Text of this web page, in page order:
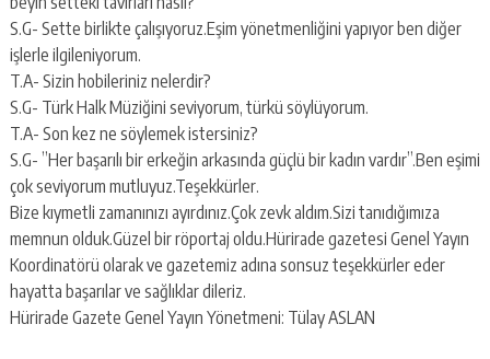
S.G- Sette birlikte çalışıyoruz.Eşim yönetmenliğini yapıyor ben diğer
işlerle ilgileniyorum.
T.A- Sizin hobileriniz nelerdir?
S.G- Türk Halk Müziğini seviyorum, türkü söylüyorum.
T.A- Son kez ne söylemek istersiniz?
S.G- ”Her başarılı bir erkeğin arkasında güçlü bir kadın vardır”.Ben eşimi
çok seviyorum mutluyuz.Teşekkürler.
Bize kıymetli zamanınızı ayırdınız.Çok zevk aldım.Sizi tanıdığımıza
memnun olduk.Güzel bir röportaj oldu.Hürirade gazetesi Genel Yayın
Koordinatörü olarak ve gazetemiz adına sonsuz teşekkürler eder
hayatta başarılar ve sağlıklar dileriz.
Hürirade Gazete Genel Yayın Yönetmeni: Tülay ASLAN